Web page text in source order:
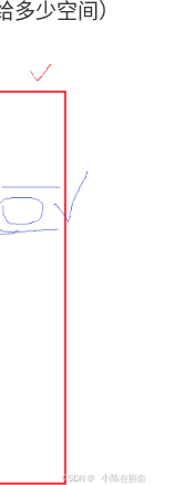
多少空间）